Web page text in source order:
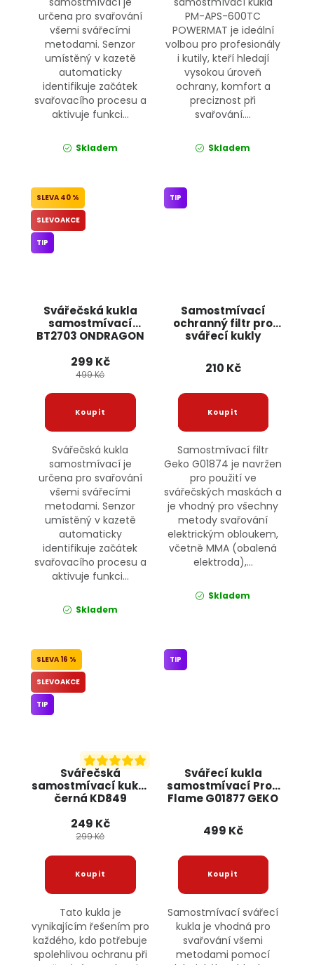
určena pro svařování
všemi svářecími
metodami. Senzor
umístěný v kazetě
automaticky
identifikuje začátek
svařovacího procesu a
aktivuje funkci...
Skladem
PM-APS-600TC
POWERMAT je ideální
volbou pro profesionály
i kutily, kteří hledají
vysokou úroveň
ochrany, komfort a
preciznost při
svařování....
Skladem
Svářečská kukla
samostmívací
BT2703 ONDRAGON
40 %
SLEVOAKCE
TIP
299 Kč
499 Kč
Svářečská kukla
samostmívací je
určena pro svařování
všemi svářecími
metodami. Senzor
umístěný v kazetě
automaticky
identifikuje začátek
svařovacího procesu a
aktivuje funkci...
Skladem
Samostmívací
ochranný filtr pro
svářecí kukly
TIP
210 Kč
Samostmívací filtr
Geko G01874 je navržen
pro použití ve
svářečských maskách a
je vhodný pro všechny
metody svařování
elektrickým obloukem,
včetně MMA (obalená
elektroda),...
Skladem
Svářečská
samostmívací kukla
černá KD849
16 %
SLEVOAKCE
TIP
249 Kč
299 Kč
Tato kukla je
vynikajícím řešením pro
každého, kdo potřebuje
spolehlivou ochranu při
Svářecí kukla
samostmívací Profi
Flame G01877 GEKO
TIP
499 Kč
Samostmívací svářecí
kukla je vhodná pro
svařování všemi
metodami pomocí